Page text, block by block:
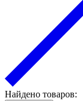
Найдено товаров: